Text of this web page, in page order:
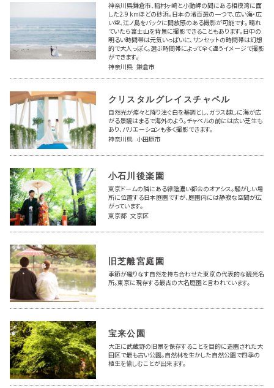
神奈川県鎌倉市、稲村ヶ崎と小動岬の間にある相模湾に面
した2.9 kmほどの砂浜。日本の渚百選の一つで、広い海・広
い空、江ノ島をバックに開放感のある撮影が可能です。 晴れ
ていたら富士山を背景に撮影できることもあります。日中の
明るい時間帯は元気いっぱいに、サンセットの時間帯は幻想
的で大人っぽく。選ぶ時間帯によって全く違うイメージで撮影
ができます。
神奈川県 鎌倉市
クリスタルグレイスチャペル
自然光が燦々と降り注ぐ白を基調とし、ガラス越しに海が広
がる景観はまるで海外のよう。チャペルの前には広い芝生も
あり、バリエーションも多く撮影できます。
神奈川県 小田原市
小石川後楽園
東京ドームの隣にある緑陰濃い都会のオアシス。騒がしい場
所に位置する日本庭園ですが、庭園内には静寂な空間が広
がっています。
東京都 文京区
旧芝離宮庭園
季節が織りなす自然を持ち合わせた東京の代表的な観光名
所。東京に現存する最古の大名庭園と言われています。
宝来公園
大正に武蔵野の旧景を保存することを目的に造園された大
田区で最も古い公園。自然林を生かした自然公園で四季の
植生を愉しむことが出来ます。